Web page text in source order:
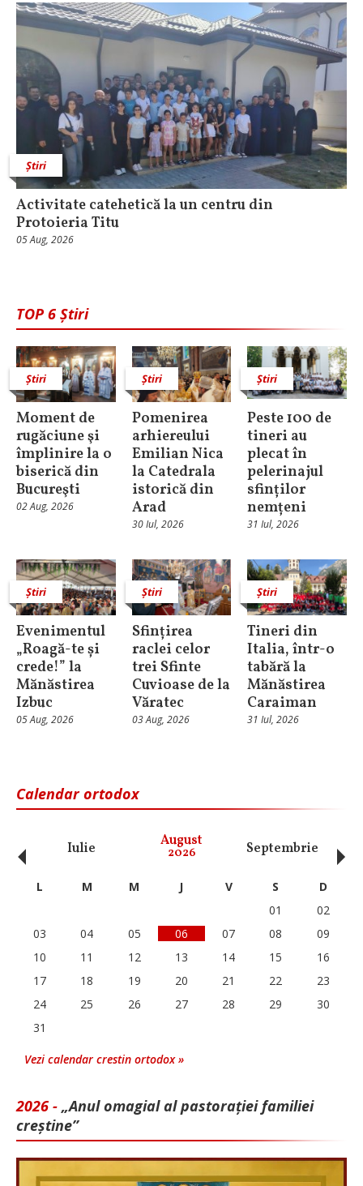
Știri
Activitate catehetică la un centru din
Protoieria Titu
05 Aug, 2026
TOP 6 Știri
Știri
Moment de
rugăciune şi
împlinire la o
biserică din
Bucureşti
02 Aug, 2026
Știri
Pomenirea
arhiereului
Emilian Nica
la Catedrala
istorică din
Arad
30 Iul, 2026
Știri
Peste 100 de
tineri au
plecat în
pelerinajul
sfinților
nemțeni
31 Iul, 2026
Știri
Evenimentul
„Roagă-te și
crede!” la
Mănăstirea
Izbuc
05 Aug, 2026
Știri
Sfințirea
raclei celor
trei Sfinte
Cuvioase de la
Văratec
03 Aug, 2026
Știri
Tineri din
Italia, într-o
tabără la
Mănăstirea
Caraiman
31 Iul, 2026
Calendar ortodox
Iulie August
2026 Septembrie
‹ L M M J V S
D
01
02
03
04 05 06 07 08
09
10
11 12 13 14 15
16
17
18 19 20 21 22
23
24
25 26 27 28 29
30
31
Vezi calendar crestin ortodox »
2026 - „Anul omagial al pastorației familiei
creștine”